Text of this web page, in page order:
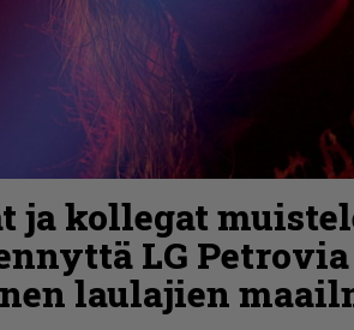
ja kollegat
LG
laulajien